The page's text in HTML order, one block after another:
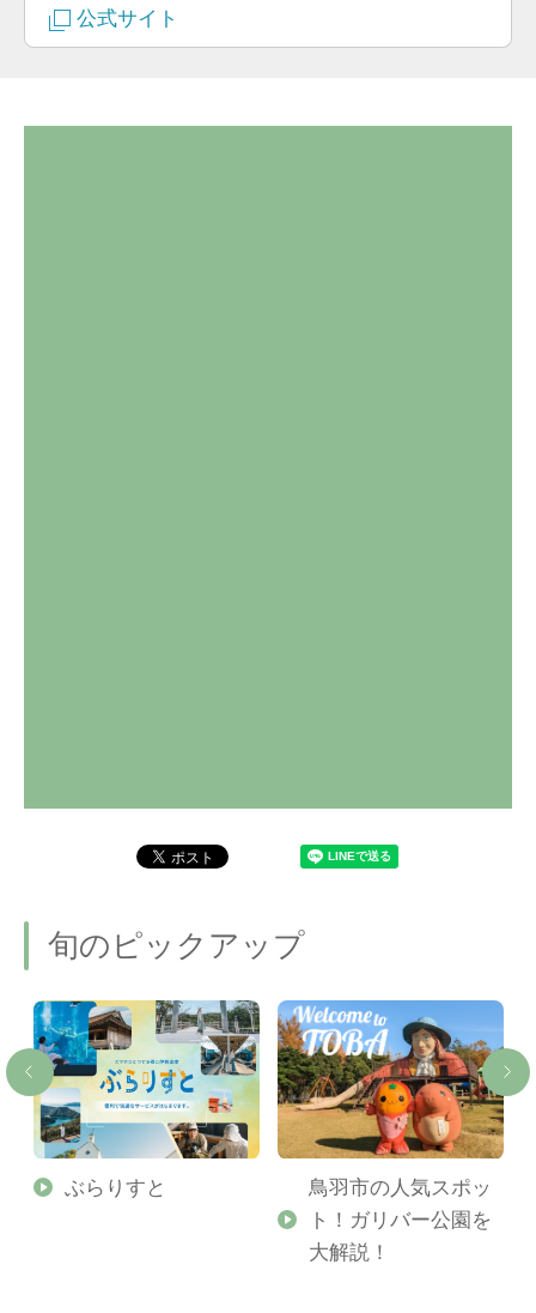
公式サイト
旬のピックアップ
ぶらりすと
鳥羽市の人気スポッ
ト！ガリバー公園を
大解説！